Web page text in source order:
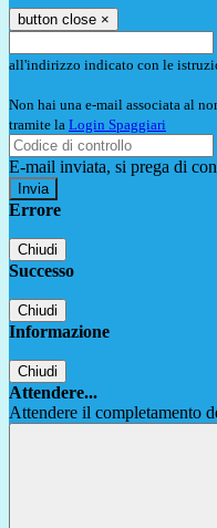
button close ×
all'indirizzo indicato con le
Non hai una e-mail associata al
tramite la Login Spaggiari
E-mail inviata, si prega di
Errore
Chiudi
Successo
Chiudi
Informazione
Chiudi
Attendere...
Attendere il completamento